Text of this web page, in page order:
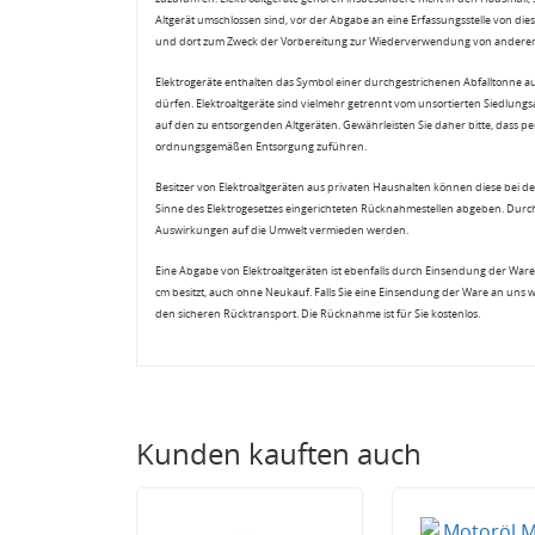
Altgerät umschlossen sind, vor der Abgabe an eine Erfassungsstelle von
und dort zum Zweck der Vorbereitung zur Wiederverwendung von
Elektrogeräte enthalten das Symbol einer durchgestrichenen Abfalltonne
dürfen. Elektroaltgeräte sind vielmehr getrennt vom unsortierten
auf den zu entsorgenden Altgeräten. Gewährleisten Sie daher bitte, dass
ordnungsgemäßen Entsorgung zuführen.
Besitzer von Elektroaltgeräten aus privaten Haushalten können diese bei
Sinne des Elektrogesetzes eingerichteten Rücknahmestellen abgeben.
Auswirkungen auf die Umwelt vermieden werden.
Eine Abgabe von Elektroaltgeräten ist ebenfalls durch Einsendung der
cm besitzt, auch ohne Neukauf. Falls Sie eine Einsendung der Ware an
den sicheren Rücktransport. Die Rücknahme ist für Sie kostenlos.
Kunden kauften auch